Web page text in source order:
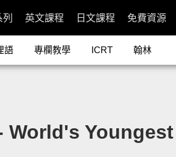
英文課程 日文課程 免費資源
語 專欄教學 ICRT 翰林
- World's